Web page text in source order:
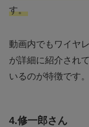
す。
動画内でもワイヤ
が詳細に紹介され
いるのが特徴です。
4.修一郎さん